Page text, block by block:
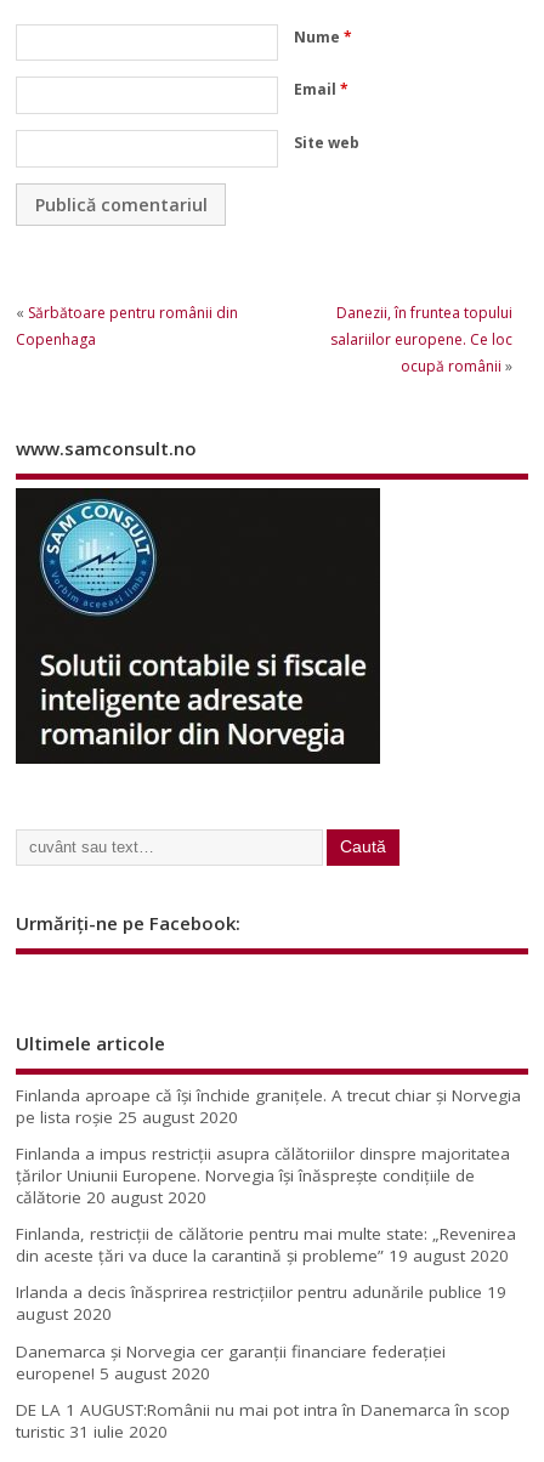
Nume*
Email*
Site web
« Sărbătoare pentru românii din
Copenhaga
Danezii, în fruntea topului
salariilor europene. Ce loc
ocupă românii »
www.samconsult.no
Urmăriți-ne pe Facebook:
Ultimele articole
Finlanda aproape că își închide granițele. A trecut chiar și Norvegia
pe lista roșie 25 august 2020
Finlanda a impus restricţii asupra călătoriilor dinspre majoritatea
ţărilor Uniunii Europene. Norvegia își înăsprește condițiile de
călătorie 20 august 2020
Finlanda, restricţii de călătorie pentru mai multe state: „Revenirea
din aceste ţări va duce la carantină şi probleme” 19 august 2020
Irlanda a decis înăsprirea restricțiilor pentru adunările publice 19
august 2020
Danemarca și Norvegia cer garanții financiare federației
europene! 5 august 2020
DE LA 1 AUGUST:Românii nu mai pot intra în Danemarca în scop
turistic 31 iulie 2020